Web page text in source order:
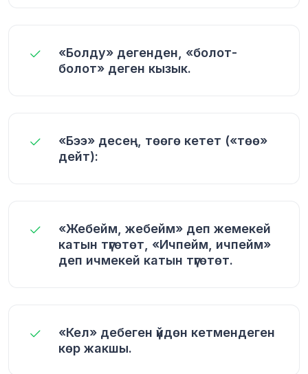
«Болду» дегенден, «болот-
болот» деген кызык.
«Бээ» десең, төөгө кетет («төө»
дейт):
«Жебейм, жебейм» деп жемекей
катын түгөтөт, «Ичпейм, ичпейм»
деп ичмекей катын түгөтөт.
«Кел» дебеген үйдөн кетмендеген
көр жакшы.